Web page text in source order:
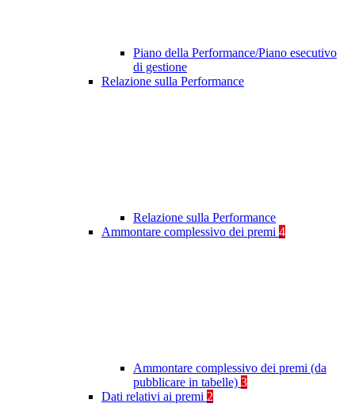
Piano della Performance/Piano esecutivo
di gestione
Relazione sulla Performance
Relazione sulla Performance
Ammontare complessivo dei premi 4
Ammontare complessivo dei premi (da
pubblicare in tabelle) 3
Dati relativi ai premi 2